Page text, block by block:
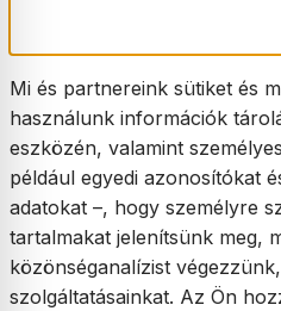
Mi és partnereink sütiket és
használunk információk
eszközén, valamint
például egyedi azonosítókat
adatokat –, hogy személyre
tartalmakat jelenítsünk meg,
közönséganalízist
szolgáltatásainkat. Az Ön